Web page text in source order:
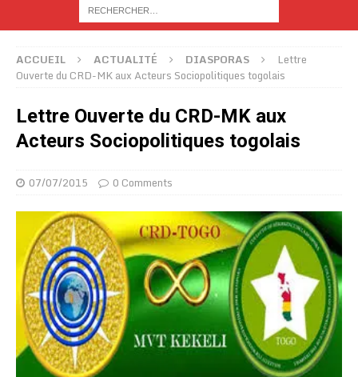
ACCUEIL ACTUALITÉ DIASPORAS
Lettre
Ouverte du CRD-MK aux Acteurs Sociopolitiques togolais
Lettre Ouverte du CRD-MK aux
Acteurs Sociopolitiques togolais
07/07/2015 0 Comments